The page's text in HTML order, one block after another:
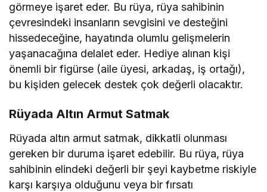
görmeye işaret eder. Bu rüya, rüya sahibinin
çevresindeki insanların sevgisini ve desteğini
hissedeceğine, hayatında olumlu gelişmelerin
yaşanacağına delalet eder. Hediye alınan kişi
önemli bir figürse (aile üyesi, arkadaş, iş ortağı),
bu kişiden gelecek destek çok değerli olacaktır.
Rüyada Altın Armut Satmak
Rüyada altın armut satmak, dikkatli olunması
gereken bir duruma işaret edebilir. Bu rüya, rüya
sahibinin elindeki değerli bir şeyi kaybetme riskiyle
karşı karşıya olduğunu veya bir fırsatı